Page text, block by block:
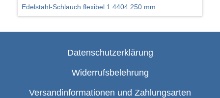
Edelstahl-Schlauch flexibel 1.4404 250 mm
Datenschutzerklärung
Widerrufsbelehrung
Versandinformationen und Zahlungsarten